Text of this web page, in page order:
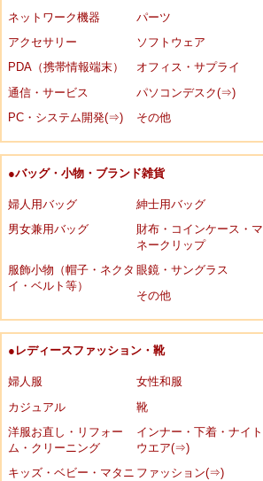
ネットワーク機器
パーツ
アクセサリー
ソフトウェア
PDA（携帯情報端末）
オフィス・サプライ
通信・サービス
パソコンデスク(⇒)
PC・システム開発(⇒)
その他
●バッグ・小物・ブランド雑貨
婦人用バッグ
紳士用バッグ
男女兼用バッグ
財布・コインケース・マ
ネークリップ
服飾小物（帽子・ネクタ
イ・ベルト等）
眼鏡・サングラス
その他
●レディースファッション・靴
婦人服
女性和服
カジュアル
靴
洋服お直し・リフォー
ム・クリーニング
インナー・下着・ナイト
ウエア(⇒)
キッズ・ベビー・マタニ ファッション(⇒)